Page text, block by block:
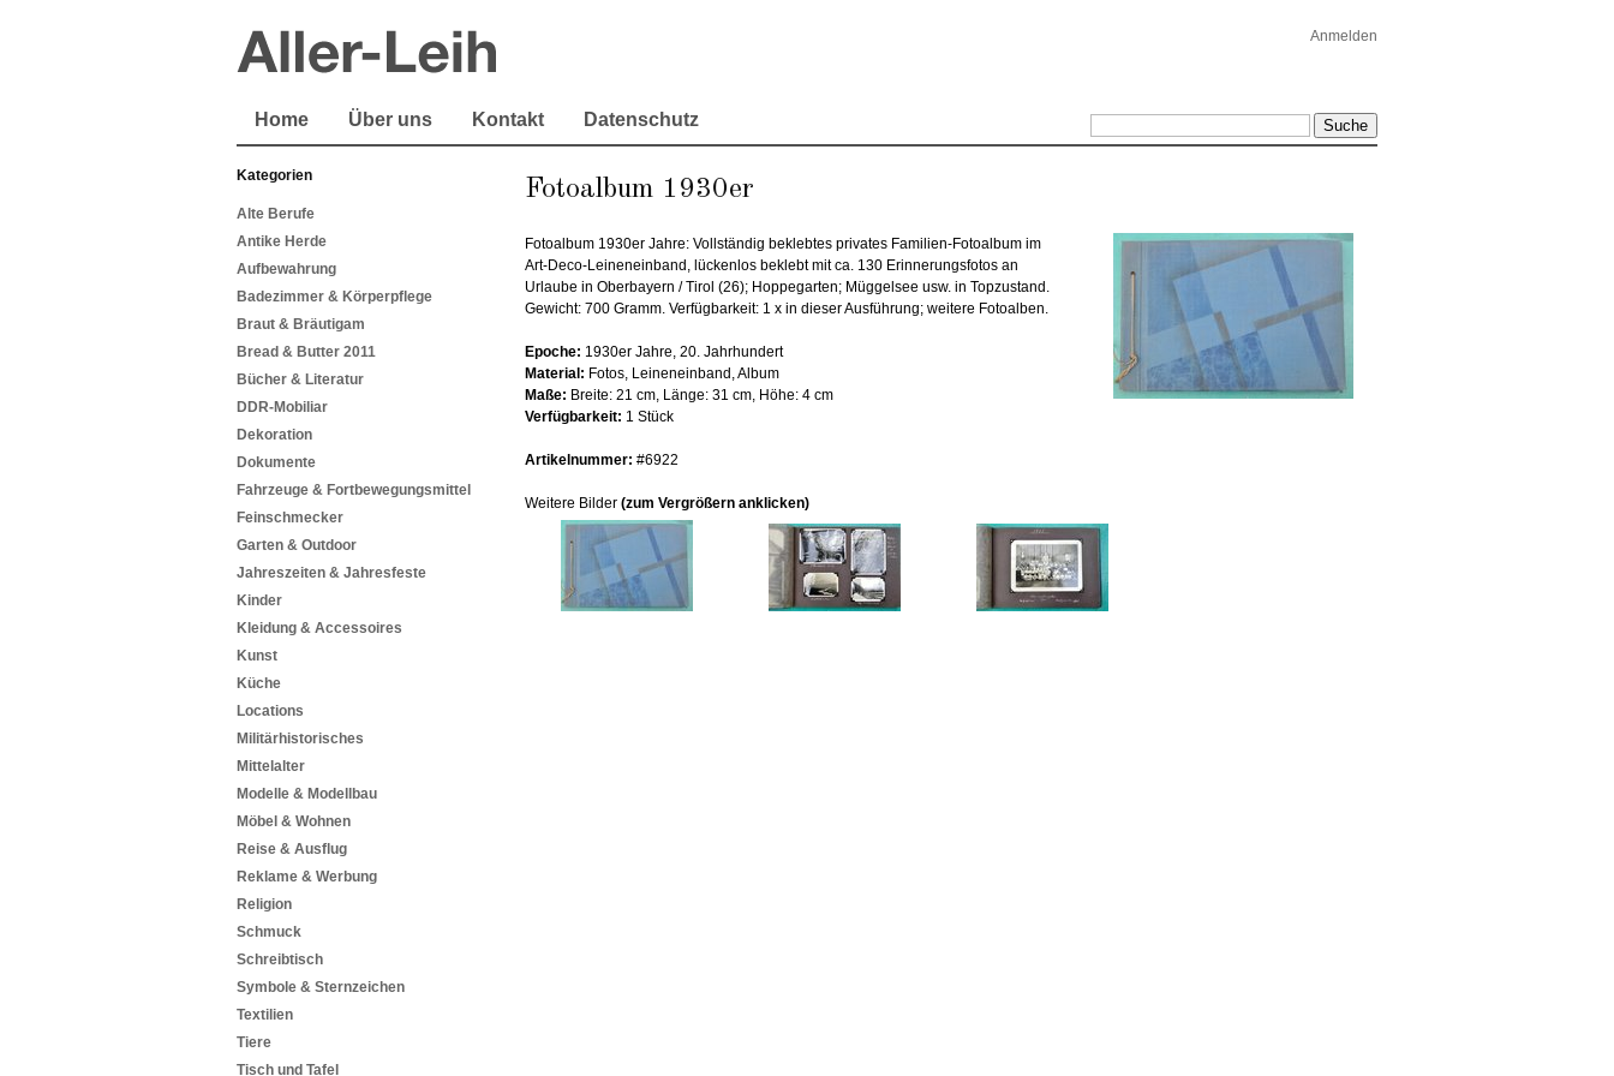
Anmelden
Home Über uns Kontakt Datenschutz
Kategorien
Alte Berufe
Antike Herde
Aufbewahrung
Badezimmer & Körperpflege
Braut & Bräutigam
Bread & Butter 2011
Bücher & Literatur
DDR-Mobiliar
Dekoration
Dokumente
Fahrzeuge & Fortbewegungsmittel
Feinschmecker
Garten & Outdoor
Jahreszeiten & Jahresfeste
Kinder
Kleidung & Accessoires
Kunst
Küche
Locations
Militärhistorisches
Mittelalter
Modelle & Modellbau
Möbel & Wohnen
Reise & Ausflug
Reklame & Werbung
Religion
Schmuck
Schreibtisch
Symbole & Sternzeichen
Textilien
Tiere
Tisch und Tafel
Fotoalbum 1930er
Fotoalbum 1930er Jahre: Vollständig beklebtes privates Familien-Fotoalbum im
Art-Deco-Leineneinband, lückenlos beklebt mit ca. 130 Erinnerungsfotos an
Urlaube in Oberbayern / Tirol (26); Hoppegarten; Müggelsee usw. in Topzustand.
Gewicht: 700 Gramm. Verfügbarkeit: 1 x in dieser Ausführung; weitere Fotoalben.
Epoche: 1930er Jahre, 20. Jahrhundert
Material: Fotos, Leineneinband, Album
Maße: Breite: 21 cm, Länge: 31 cm, Höhe: 4 cm
Verfügbarkeit: 1 Stück
Artikelnummer: #6922
Weitere Bilder (zum Vergrößern anklicken)